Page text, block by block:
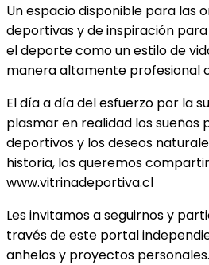
Un espacio disponible para las
deportivas y de inspiración
el deporte como un estilo de
manera altamente profesional
El día a día del esfuerzo por la
plasmar en realidad los sueños
deportivos y los deseos
historia, los queremos
www.vitrinadeportiva.cl
Les invitamos a seguirnos y
través de este portal
anhelos y proyectos personales.